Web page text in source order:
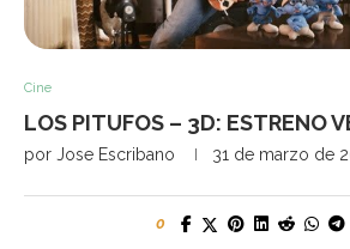
Cine
LOS PITUFOS – 3D: ESTRENO
por Jose Escribano 31 de marzo de
0